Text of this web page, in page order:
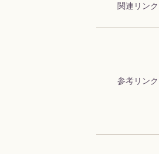
関連リンク
参考リンク